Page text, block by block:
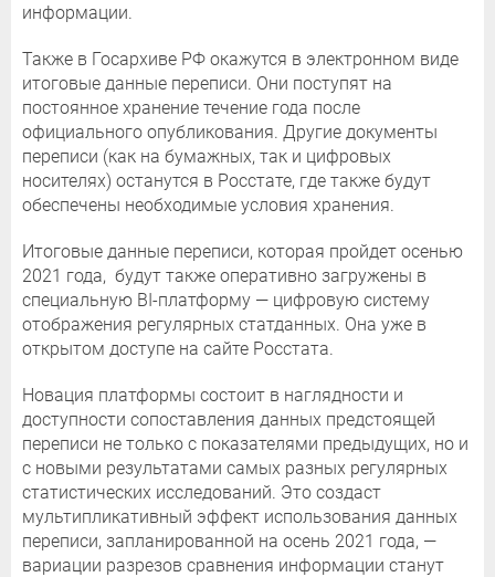
информации.
Также в Госархиве РФ окажутся в электронном виде
итоговые данные переписи. Они поступят на
постоянное хранение течение года после
официального опубликования. Другие документы
переписи (как на бумажных, так и цифровых
носителях) останутся в Росстате, где также будут
обеспечены необходимые условия хранения.
Итоговые данные переписи, которая пройдет осенью
2021 года, будут также оперативно загружены в
специальную BI-платформу — цифровую систему
отображения регулярных статданных. Она уже в
открытом доступе на сайте Росстата.
Новация платформы состоит в наглядности и
доступности сопоставления данных предстоящей
переписи не только с показателями предыдущих, но и
с новыми результатами самых разных регулярных
статистических исследований. Это создаст
мультипликативный эффект использования данных
переписи, запланированной на осень 2021 года, —
вариации разрезов сравнения информации станут